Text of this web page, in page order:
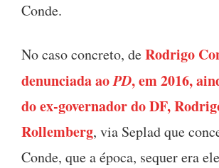
Conde.
No caso concreto, deRodrigo
denunciada aoPD, em 2016,
do ex-governador do DF,
Rollemberg, via Seplad que
Conde, que a época, sequer era